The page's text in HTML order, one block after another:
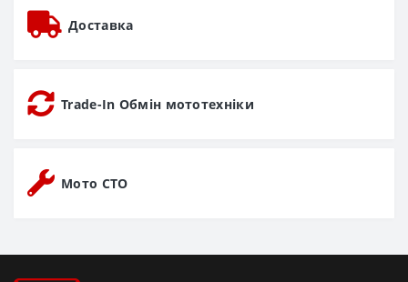
Доставка
Trade-In Обмін мототехніки
Мото СТО